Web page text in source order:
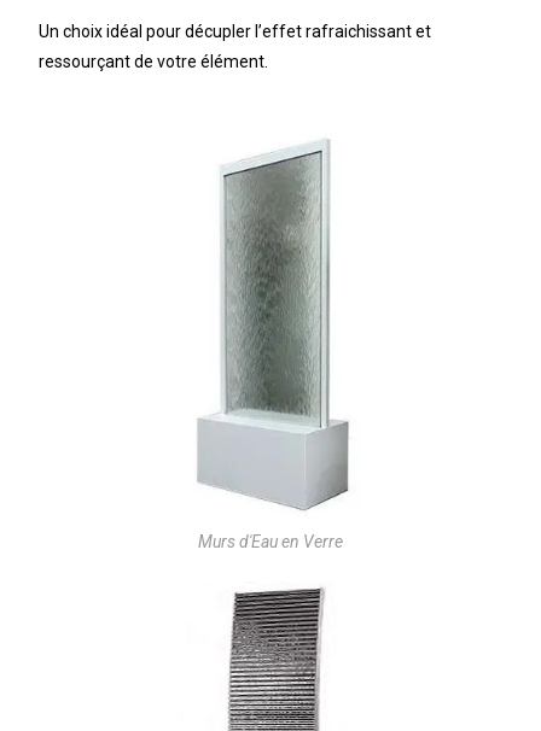
Un choix idéal pour décupler l’effet rafraichissant et
ressourçant de votre élément.
Murs d'Eau en Verre